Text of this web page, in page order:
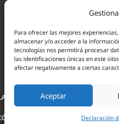
Para ofrecer las mejores
almacenar y/o acceder a la
tecnologías nos permitirá procesar
las identificaciones únicas en este
afectar negativamente a ciertas
Aceptar
Declaración
ROZAS ASESORÍA FISCAL POZUELO
GESTORÍA MAJADAHONDA